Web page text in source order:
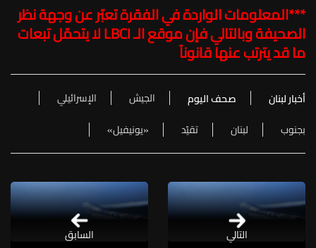
***المعلومات الواردة في الفقرة تعبّر عن وجهة نظر
الصحيفة وبالتالي فإن موقع الـLBCIلا يتحمّل تبعات
ما قد يترتب عنها قانوناً
أخبار لبنان صحف اليوم الجيش
الإسرائيلي
بجنوب
لبنان تقيّد «يونيفيل»
التالي السابق